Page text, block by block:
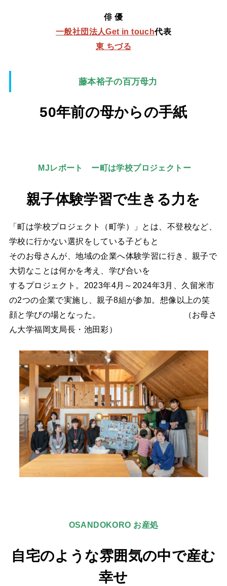
俳 優
一般社団法人Get in touch代表
東 ちづる
藤本裕子の百万母力
50年前の母からの手紙
MJレポート ー町は学校プロジェクトー
親子体験学習で生きる力を
「町は学校プロジェクト（町学）」とは、不登校など、
学校に行かない選択をしている子どもと
そのお母さんが、地域の企業へ体験学習に行き、親子で
大切なことは何かを考え、学び合いを
するプロジェクト。2023年4月～2024年3月、久留米市
の2つの企業で実施し、親子8組が参加。想像以上の笑
顔と学びの場となった。 （お母さ
ん大学福岡支局長・池田彩）
OSANDOKORO お産処
自宅のような雰囲気の中で産む
幸せ